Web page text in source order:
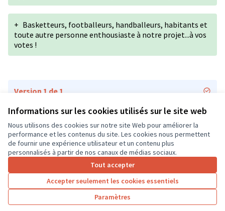
Informations sur les cookies utilisés sur le site web
Nous utilisons des cookies sur notre site Web pour améliorer la
performance et les contenus du site. Les cookies nous permettent
de fournir une expérience utilisateur et un contenu plus
personnalisés à partir de nos canaux de médias sociaux.
Tout accepter
Accepter seulement les cookies essentiels
Paramètres
+ Basketteurs, footballeurs, handballeurs, habitants et
toute autre personne enthousiaste à notre projet...à vos
votes !
Version 1 de 1
Conditions d'utilisation
Paramètres des cookies
CD37 sur X
(Lien externe)
CD37 sur Facebook
CD37 sur Instagram
CD37 sur YouTube
(Lien externe)
Site réalisé grâce aulogiciel libre Decidim .
Licence
(Lien